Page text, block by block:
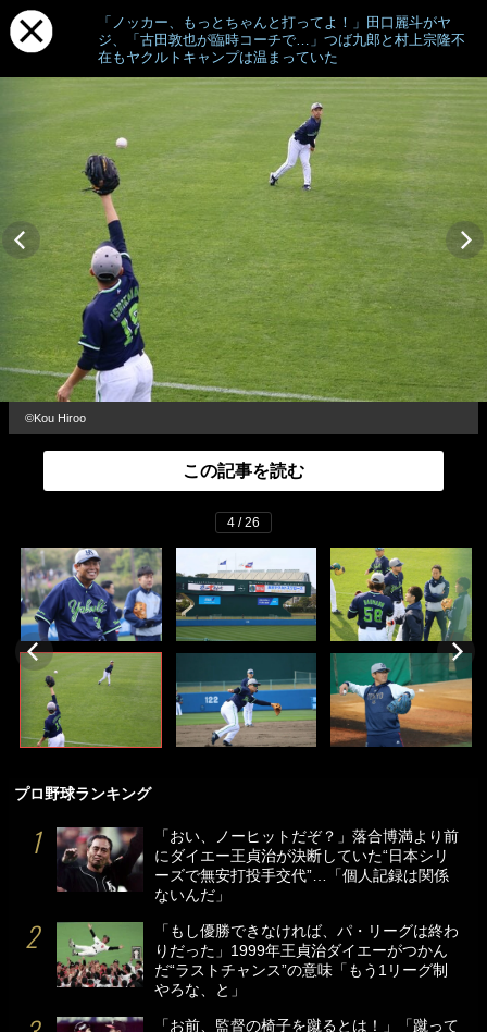
「ノッカー、もっとちゃんと打ってよ！」田口麗斗がヤ
ジ、「古田敦也が臨時コーチで…」つば九郎と村上宗隆不
在もヤクルトキャンプは温まっていた
©Kou Hiroo
この記事を読む
4 / 26
プロ野球ランキング
「おい、ノーヒットだぞ？」落合博満より前
にダイエー王貞治が決断していた“日本シリ
ーズで無安打投手交代”…「個人記録は関係
ないんだ」
「もし優勝できなければ、パ・リーグは終わ
りだった」1999年王貞治ダイエーがつかん
だ“ラストチャンス”の意味「もう1リーグ制
やろな、と」
「お前、監督の椅子を蹴るとは！」「蹴って